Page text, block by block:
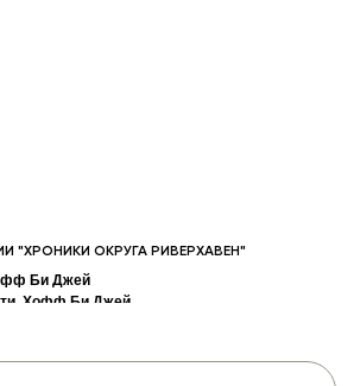
"ХРОНИКИ ОКРУГА РИВЕРХАВЕН"
Би Джей
Хофф Би Джей
Би Джей